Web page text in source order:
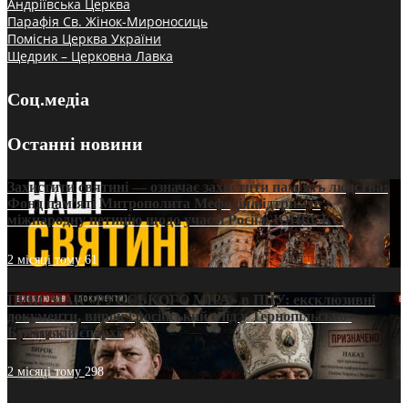
Андріївська Церква
Парафія Св. Жінок-Мироносиць
Помісна Церква України
Щедрик – Церковна Лавка
Соц.медіа
Останні новини
Захистити святині — означає захистити пам’ять людства:
Фонд пам’яті Митрополита Мефодія підтримує
міжнародну петицію щодо участі Росії в ЮНЕСКО
2 місяці тому61
ПРИСМАК «РУССЬКОГО МІРА» в ПЦУ: ексклюзивні
документи, вирок і російський слід у Тернопільсько-
Бучацькій єпархії
2 місяці тому 298